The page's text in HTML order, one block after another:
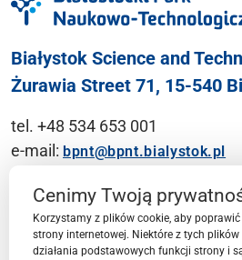
Białystok Science and
Żurawia Street 71, 15-540
tel. +48 534 653 001
e-mail: bpnt@bpnt.bialystok.pl
Contact
Cenimy Twoją
Korzystamy z plików cookie, aby
strony internetowej. Niektóre z tych
działania podstawowych funkcji strony i